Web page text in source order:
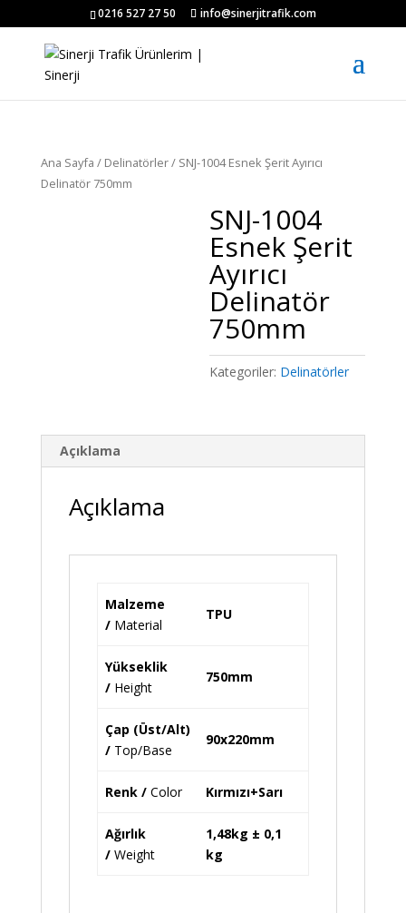
0216 527 27 50 info@sinerjitrafik.com
Ana Sayfa / Delinatörler/ SNJ-1004 Esnek Şerit Ayırıcı
Delinatör 750mm
SNJ-1004
Esnek Şerit
Ayırıcı
Delinatör
750mm
Kategoriler: Delinatörler
Açıklama
Açıklama
Malzeme
/ Material
TPU
Yükseklik
/ Height
750mm
Çap (Üst/Alt)
/ Top/Base
90x220mm
Renk / Color Kırmızı+Sarı
Ağırlık
/ Weight
1,48kg ± 0,1
kg